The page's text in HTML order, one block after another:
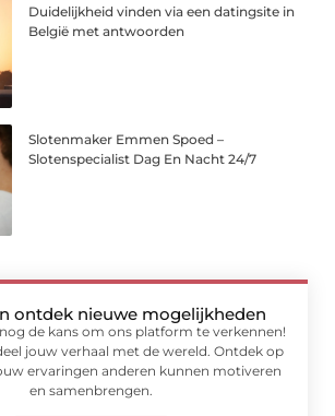
Duidelijkheid vinden via een datingsite in
België met antwoorden
Slotenmaker Emmen Spoed –
Slotenspecialist Dag En Nacht 24/7
ontdek nieuwe mogelijkheden
de kans om ons platform te verkennen!
jouw verhaal met de wereld. Ontdek op
ervaringen anderen kunnen motiveren
en samenbrengen.